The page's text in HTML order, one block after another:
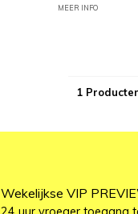
MEER INFO
1
Wekelijkse VIP